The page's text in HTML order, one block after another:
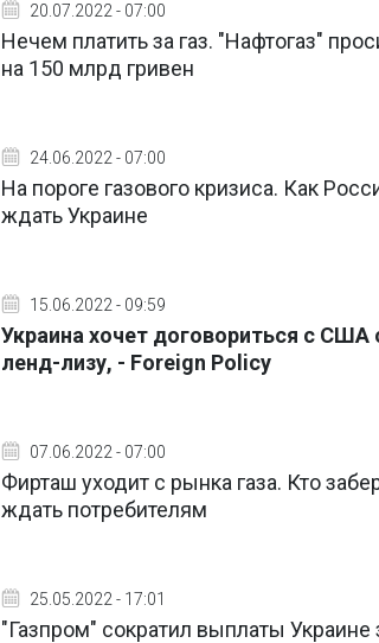
20.07.2022 - 07:00
Нечем платить за газ. "Нафтогаз"
на 150 млрд гривен
24.06.2022 - 07:00
На пороге газового кризиса. Как
ждать Украине
15.06.2022 - 09:59
Украина хочет договориться с США
ленд-лизу, - Foreign Policy
07.06.2022 - 07:00
Фирташ уходит с рынка газа. Кто
ждать потребителям
25.05.2022 - 17:01
"Газпром" сократил выплаты Украине